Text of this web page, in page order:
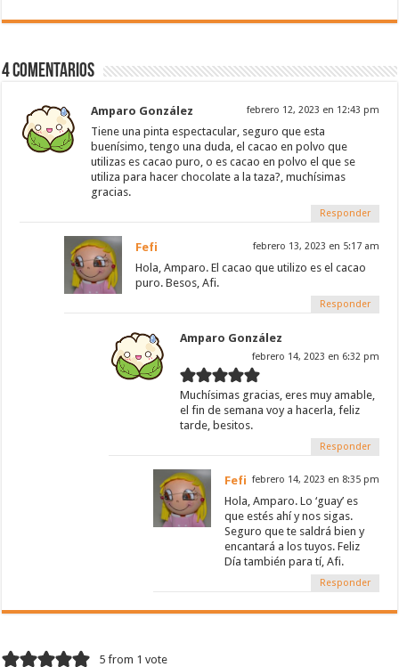
4 Comentarios
Amparo González febrero 12, 2023 en 12:43 pm
Tiene una pinta espectacular, seguro que esta
buenísimo, tengo una duda, el cacao en polvo que
utilizas es cacao puro, o es cacao en polvo el que se
utiliza para hacer chocolate a la taza?, muchísimas
gracias.
Responder
Fefi febrero 13, 2023 en 5:17 am
Hola, Amparo. El cacao que utilizo es el cacao
puro. Besos, Afi.
Responder
Amparo González
febrero 14, 2023 en 6:32 pm
Muchísimas gracias, eres muy amable,
el fin de semana voy a hacerla, feliz
tarde, besitos.
Responder
Fefi febrero 14, 2023 en 8:35 pm
Hola, Amparo. Lo ‘guay’ es
que estés ahí y nos sigas.
Seguro que te saldrá bien y
encantará a los tuyos. Feliz
Día también para tí, Afi.
Responder
5 from 1 vote